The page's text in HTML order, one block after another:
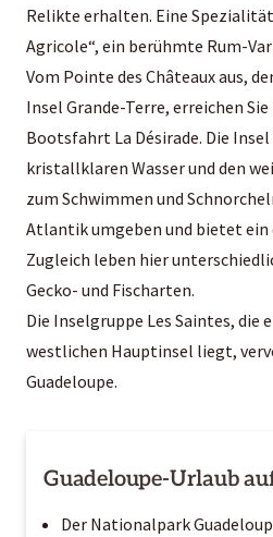
Relikte erhalten. Eine
Agricole“, ein berühmte Rum-
Vom Pointe des Châteaux aus,
Insel Grande-Terre, erreichen
Bootsfahrt La Désirade. Die
kristallklaren Wasser und den
zum Schwimmen und
Atlantik umgeben und bietet ein
Zugleich leben hier
Gecko- und Fischarten.
Die Inselgruppe Les Saintes, die
westlichen Hauptinsel liegt,
Guadeloupe.
Guadeloupe-Urlaub
Der Nationalpark